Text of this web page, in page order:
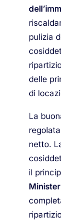
pulizia
delle
di
La
netto.
il